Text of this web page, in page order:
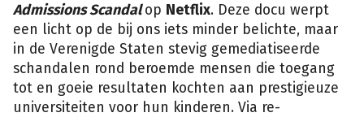
Admissions Scandalop Netflix. Deze docu werpt
een licht op de bij ons iets minder belichte, maar
in de Verenigde Staten stevig gemediatiseerde
schandalen rond beroemde mensen die toegang
tot en goeie resultaten kochten aan prestigieuze
universiteiten voor hun kinderen. Via re-